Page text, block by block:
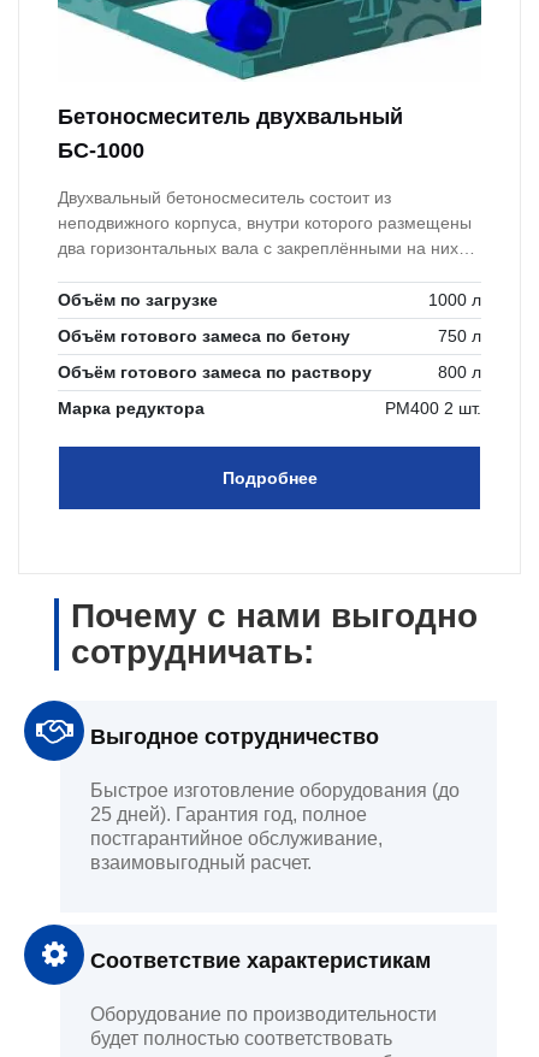
Бетоносмеситель двухвальный
БС-1000
Двухвальный бетоносмеситель состоит из
неподвижного корпуса, внутри которого размещены
два горизонтальных вала с закреплёнными на них
любую точку Беларуси. Срок изготовления
оборудования составляет от 5 до 25 дней. На наше
оборудование мы даем гарантию 12 мес. и полное
постгарантийное обслуживание.
Объём по загрузке
1000 л
Объём готового замеса по бетону
750 л
Объём готового замеса по раствору
800 л
Марка редуктора
РМ400 2 шт.
Подробнее
Почему с нами выгодно
сотрудничать:
Выгодное сотрудничество
Быстрое изготовление оборудования (до
25 дней). Гарантия год, полное
постгарантийное обслуживание,
взаимовыгодный расчет.
Соответствие характеристикам
Оборудование по производительности
будет полностью соответствовать